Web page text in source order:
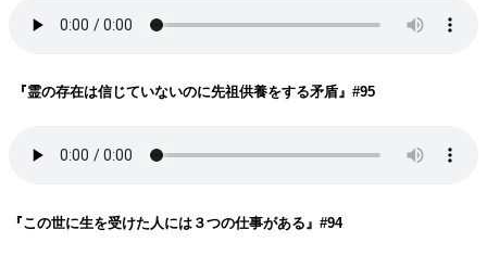
『霊の存在は信じていないのに先祖供養をする矛盾』#95
『この世に生を受けた人には３つの仕事がある 』#94